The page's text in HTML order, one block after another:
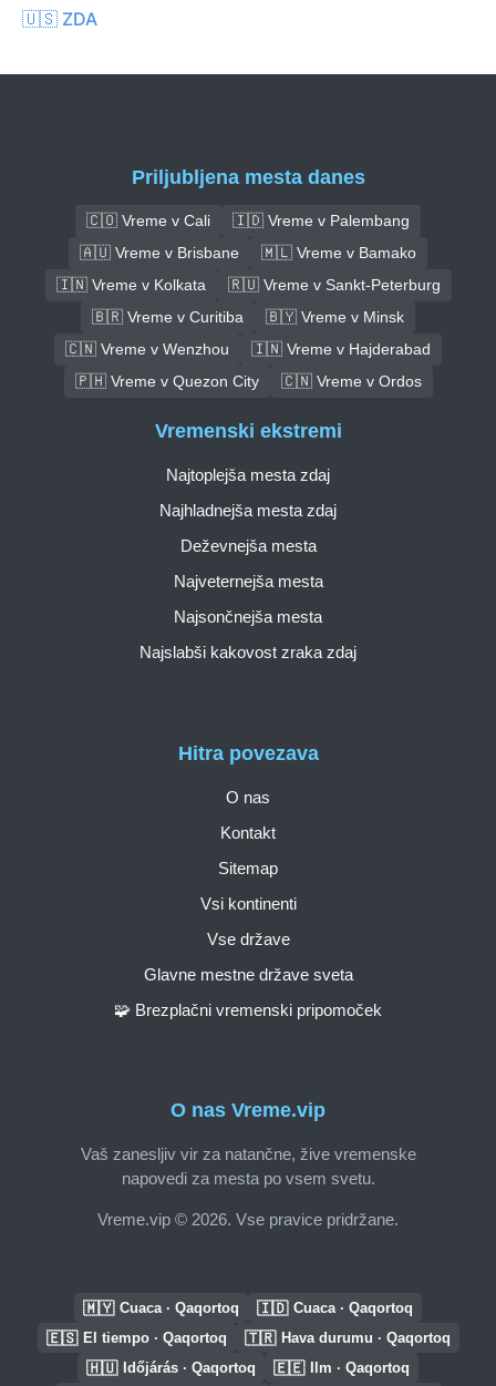
🇺🇸 ZDA
Priljubljena mesta danes
🇨🇴 Vreme v Cali
🇮🇩 Vreme v Palembang
🇦🇺 Vreme v Brisbane
🇲🇱 Vreme v Bamako
🇮🇳 Vreme v Kolkata
🇷🇺 Vreme v Sankt-Peterburg
🇧🇷 Vreme v Curitiba
🇧🇾 Vreme v Minsk
🇨🇳 Vreme v Wenzhou
🇮🇳 Vreme v Hajderabad
🇵🇭 Vreme v Quezon City
🇨🇳 Vreme v Ordos
O nas Vreme.vip
Vaš zanesljiv vir za natančne, žive vremenske
napovedi za mesta po vsem svetu.
Vreme.vip © 2026. Vse pravice pridržane.
Hitra povezava
O nas
Kontakt
Sitemap
Vsi kontinenti
Vse države
Glavne mestne države sveta
🧩 Brezplačni vremenski pripomoček
Vremenski ekstremi
Najtoplejša mesta zdaj
Najhladnejša mesta zdaj
Deževnejša mesta
Najveternejša mesta
Najsončnejša mesta
Najslabši kakovost zraka zdaj
🇲🇾 Cuaca · Qaqortoq 🇮🇩 Cuaca · Qaqortoq
🇪🇸 El tiempo · Qaqortoq 🇹🇷 Hava durumu · Qaqortoq
🇭🇺 Időjárás · Qaqortoq 🇪🇪 Ilm · Qaqortoq